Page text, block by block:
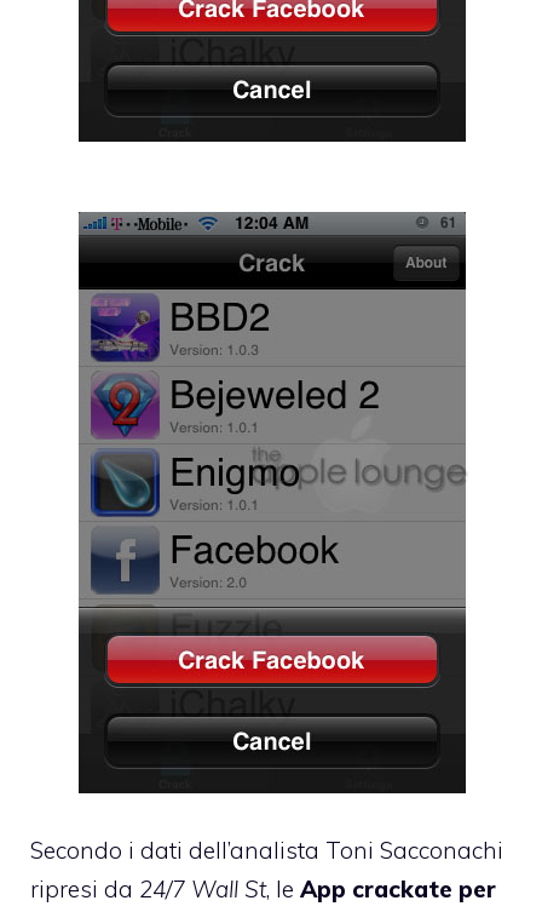
Secondo i dati dell’analista Toni Sacconachi
ripresi da 24/7 Wall St, le App crackate per